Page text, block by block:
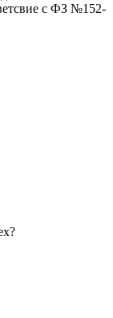
с ФЗ №152-